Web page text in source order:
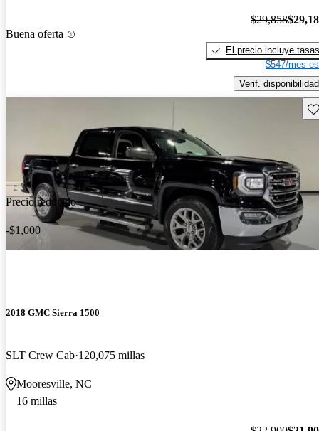
Buena oferta
$29,858
El precio incluye tasas
$547/mes
Verif. disponibilidad
Precio reducido
-$1,000
2018 GMC Sierra 1500
SLT Crew Cab 120,075 millas
Mooresville, NC
16 millas